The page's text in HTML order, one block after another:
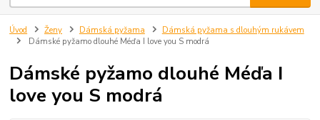
Úvod Ženy Dámská pyžama
Dámská pyžama s dlouhým rukávem
Dámské pyžamo dlouhé Méďa I love you S modrá
Dámské pyžamo dlouhé Méďa I
love you S modrá